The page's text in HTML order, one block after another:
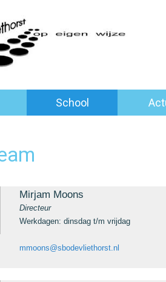
School
Mirjam Moons
Directeur
Werkdagen: dinsdag t/m vrijdag
mmoons@sbodevliethorst.nl